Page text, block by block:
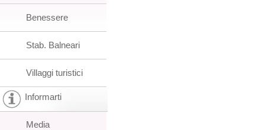
Benessere
Stab. Balneari
Villaggi turistici
Informarti
Media